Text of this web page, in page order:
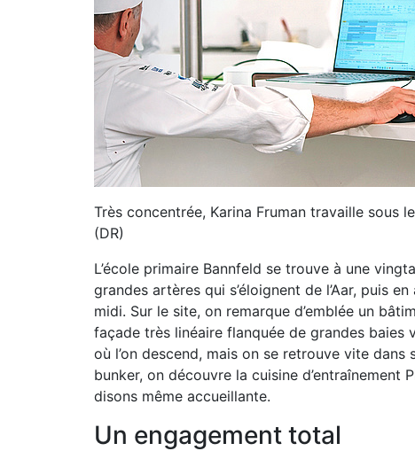
Très concentrée, Karina Fruman travaille sous
(DR)
L’école primaire Bannfeld se trouve à une
grandes artères qui s’éloignent de l’Aar, puis
midi. Sur le site, on remarque d’emblée un
façade très linéaire flanquée de grandes baies
où l’on descend, mais on se retrouve vite
bunker, on découvre la cuisine d’entraînement
disons même accueillante.
Un engagement total